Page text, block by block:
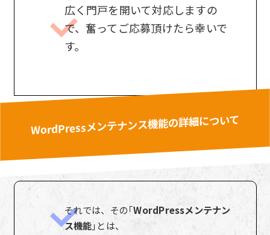
広く門戸を開いて対応しますの
で、奮ってご応募頂けたら幸いで
す。
WordPressメンテナンス機能の詳細について
それでは、その｢WordPressメンテナン
ス機能｣とは、